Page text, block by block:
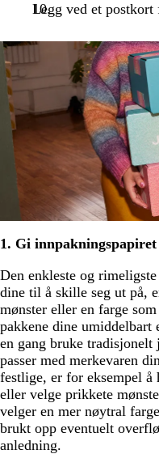
Legg ved et
1. Gi
Den enkleste og
dine til å skille seg ut på,
mønster eller en farge
pakkene dine
en gang bruke
passer med merkevaren
festlige, er for eksempel
eller velge prikkete
velger en mer nøytral
brukt opp eventuelt
anledning.